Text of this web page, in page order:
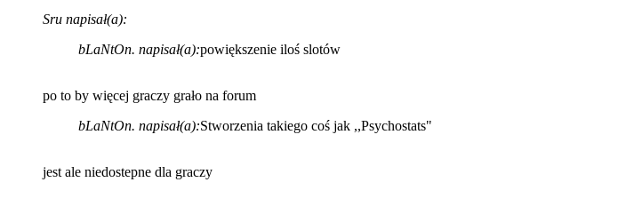
Sru napisał(a):
bLaNtOn. napisał(a):powiększenie iloś slotów
po to by więcej graczy grało na forum
bLaNtOn. napisał(a):Stworzenia takiego coś jak ,,Psychostats"
jest ale niedostepne dla graczy